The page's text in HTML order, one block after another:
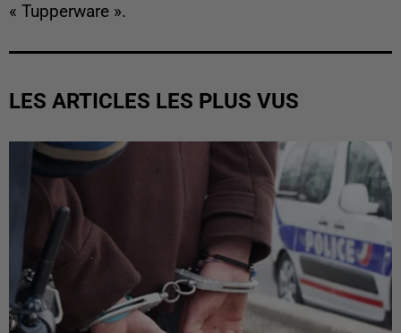
« Tupperware ».
LES ARTICLES LES PLUS VUS